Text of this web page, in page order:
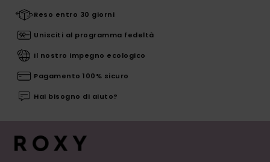
Reso entro 30 giorni
Unisciti al programma fedeltà
Il nostro impegno ecologico
Pagamento 100% sicuro
Hai bisogno di aiuto?